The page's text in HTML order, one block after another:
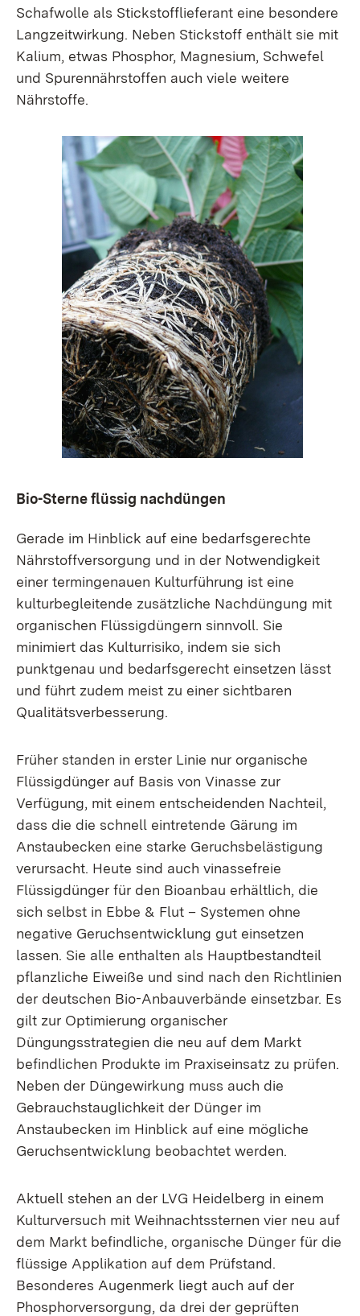
Schafwolle als Stickstofflieferant eine besondere
Langzeitwirkung. Neben Stickstoff enthält sie mit
Kalium, etwas Phosphor, Magnesium, Schwefel
und Spurennährstoffen auch viele weitere
Nährstoffe.
Bio-Sterne flüssig nachdüngen
Gerade im Hinblick auf eine bedarfsgerechte
Nährstoffversorgung und in der Notwendigkeit
einer termingenauen Kulturführung ist eine
kulturbegleitende zusätzliche Nachdüngung mit
organischen Flüssigdüngern sinnvoll. Sie
minimiert das Kulturrisiko, indem sie sich
punktgenau und bedarfsgerecht einsetzen lässt
und führt zudem meist zu einer sichtbaren
Qualitätsverbesserung.
Früher standen in erster Linie nur organische
Flüssigdünger auf Basis von Vinasse zur
Verfügung, mit einem entscheidenden Nachteil,
dass die die schnell eintretende Gärung im
Anstaubecken eine starke Geruchsbelästigung
verursacht. Heute sind auch vinassefreie
Flüssigdünger für den Bioanbau erhältlich, die
sich selbst in Ebbe & Flut – Systemen ohne
negative Geruchsentwicklung gut einsetzen
lassen. Sie alle enthalten als Hauptbestandteil
pflanzliche Eiweiße und sind nach den Richtlinien
der deutschen Bio-Anbauverbände einsetzbar. Es
gilt zur Optimierung organischer
Düngungsstrategien die neu auf dem Markt
befindlichen Produkte im Praxiseinsatz zu prüfen.
Neben der Düngewirkung muss auch die
Gebrauchstauglichkeit der Dünger im
Anstaubecken im Hinblick auf eine mögliche
Geruchsentwicklung beobachtet werden.
Aktuell stehen an der LVG Heidelberg in einem
Kulturversuch mit Weihnachtssternen vier neu auf
dem Markt befindliche, organische Dünger für die
flüssige Applikation auf dem Prüfstand.
Besonderes Augenmerk liegt auch auf der
Phosphorversorgung, da drei der geprüften